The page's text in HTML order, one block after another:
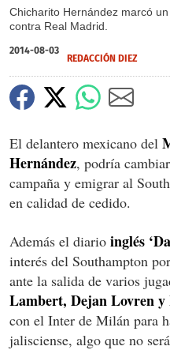
Chicharito Hernández marcó
contra Real Madrid.
2014-08-03
REDACCIÓN DIEZ
El delantero mexicano del
Hernández, podría
campaña y emigrar al
en calidad de cedido.
Además el diario inglés
interés del Southampton
ante la salida de varios
Lambert, Dejan Lovren y
con el Inter de Milán para
jalisciense, algo que no